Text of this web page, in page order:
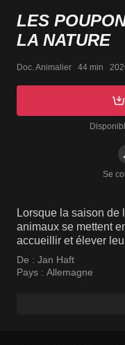
LES
LA NATURE
Doc. Animalier   44 min
Se
Lorsque la saison de
animaux se mettent
accueillir et élever
De : Jan Haft
Pays : Allemagne